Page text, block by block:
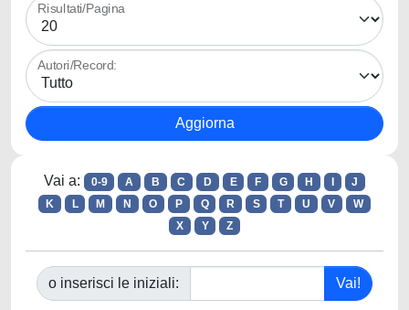
Risultati/Pagina
Autori/Record:
Vai a: 0-9 A B C D E F G H
J
K
L M N O P Q R S T U V
W
X
Y Z
o inserisci le iniziali: